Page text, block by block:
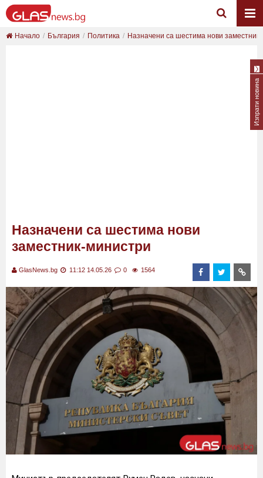
Начало България Политика Назначени са шестима нови
Назначени са шестима нови
заместник-министри
GlasNews.bg 11:12 14.05.26 0 1564
Изпрати новина